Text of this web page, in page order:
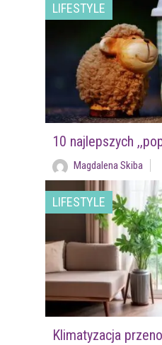
LIFESTYLE
10 najlepszych
Magdalena Skiba
LIFESTYLE
Klimatyzacja